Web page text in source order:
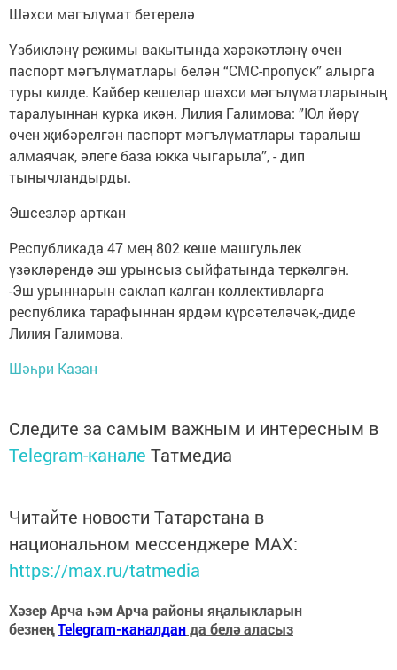
Шәхси мәгълүмат бетерелә
Үзбикләнү режимы вакытында хәрәкәтләнү өчен
паспорт мәгълүматлары белән “СМС-пропуск” алырга
туры килде. Кайбер кешеләр шәхси мәгълүматларының
таралуыннан курка икән. Лилия Галимова: ”Юл йөрү
өчен җибәрелгән паспорт мәгълүматлары таралыш
алмаячак, әлеге база юкка чыгарыла”, - дип
тынычландырды.
Эшсезләр арткан
Республикада 47 мең 802 кеше мәшгульлек
үзәкләрендә эш урынсыз сыйфатында теркәлгән.
-Эш урыннарын саклап калган коллективларга
республика тарафыннан ярдәм күрсәтеләчәк,-диде
Лилия Галимова.
Шәһри Казан
Следите за самым важным и интересным в
Telegram-канале Татмедиа
Читайте новости Татарстана в
национальном мессенджере MАХ:
https://max.ru/tatmedia
Хәзер Арча һәм Арча районы яңалыкларын
безнеңTelegram-каналданда белә аласыз